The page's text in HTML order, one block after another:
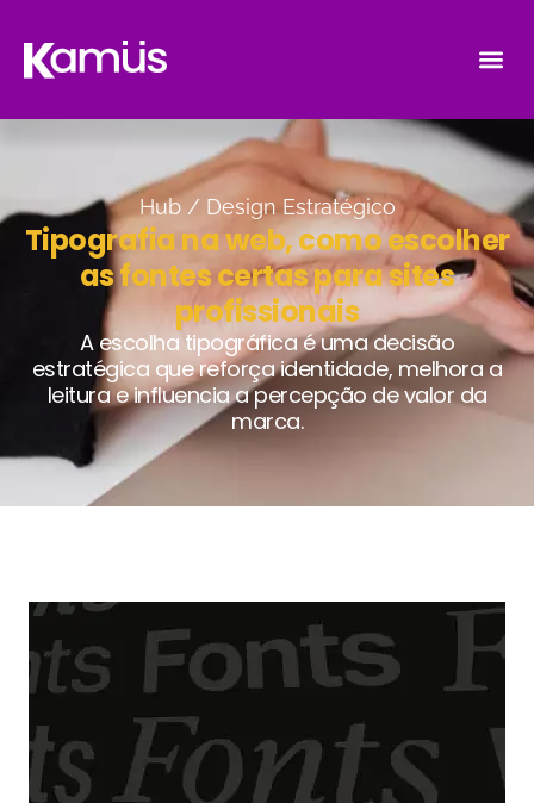
Hub / Design Estratégico
Tipografia na web, como escolher
as fontes certas para sites
profissionais
A escolha tipográfica é uma decisão
estratégica que reforça identidade, melhora a
leitura e influencia a percepção de valor da
marca.